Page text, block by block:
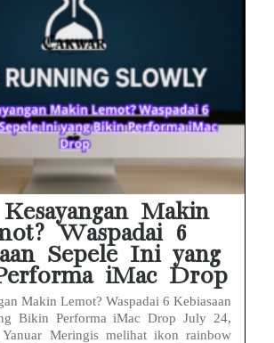
Makin
Waspadai 6
Sepele Ini yang
iMac Drop
Makin Lemot? Waspadai 6 Kebiasaan
Bikin Performa iMac Drop July 24,
Yanuar Meringis melihat ikon rainbow